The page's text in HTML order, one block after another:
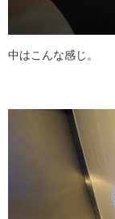
中はこんな感じ。